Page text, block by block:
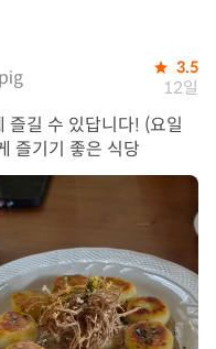
3.5
12일
즐길 수 있답니다! (요일
즐기기 좋은 식당